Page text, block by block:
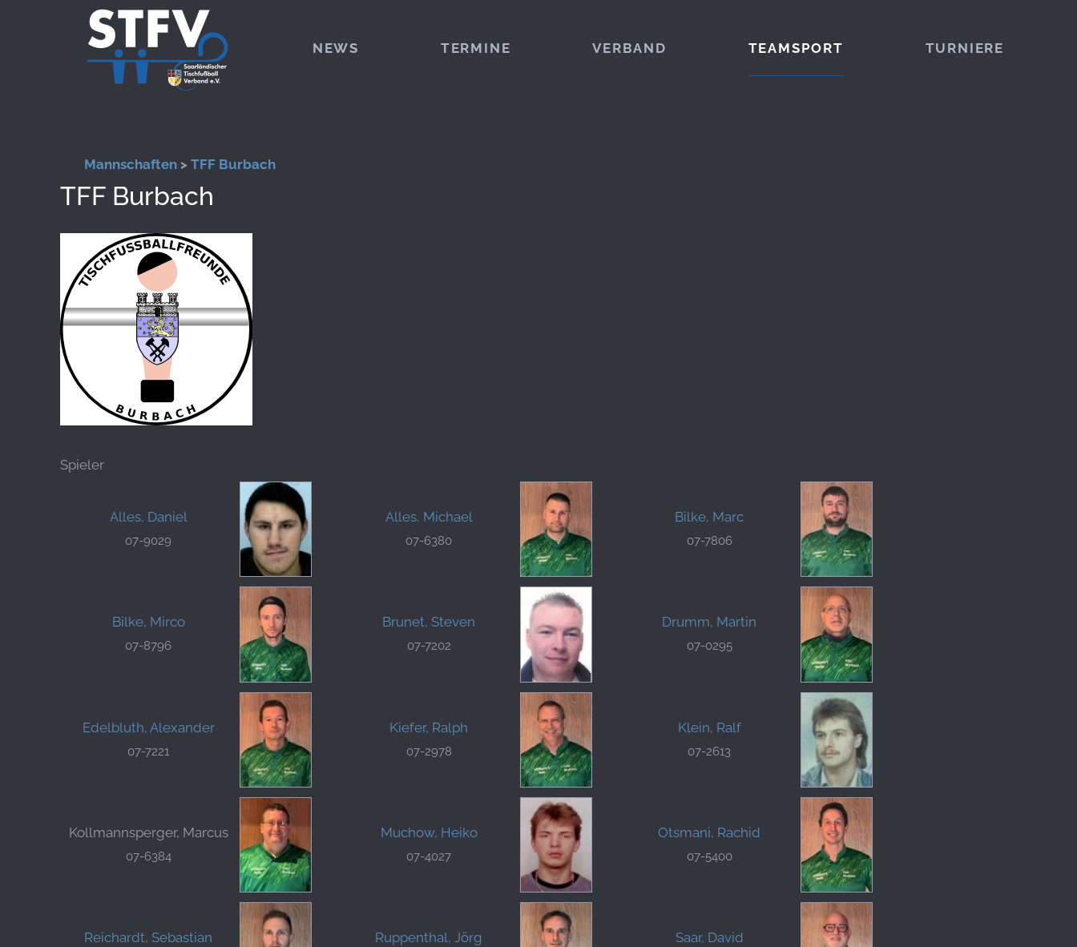
Zum Hauptinhalt springen
NEWS TERMINE VERBAND TEAMSPORT TURNIERE
Mannschaften > TFF Burbach
TFF Burbach
Spieler
Alles, Daniel
07-9029
Alles, Michael
07-6380
Bilke, Marc
07-7806
Bilke, Mirco
07-8796
Brunet, Steven
07-7202
Drumm, Martin
07-0295
Edelbluth, Alexander
07-7221
Kiefer, Ralph
07-2978
Klein, Ralf
07-2613
Kollmannsperger, Marcus
07-6384
Muchow, Heiko
07-4027
Otsmani, Rachid
07-5400
Reichardt, Sebastian Ruppenthal, Jörg Saar, David